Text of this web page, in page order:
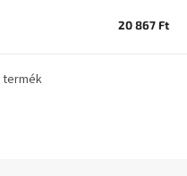
20 867 Ft
termék